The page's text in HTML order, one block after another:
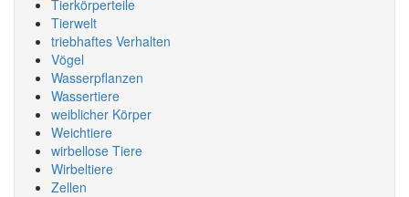
Tierkörperteile
Tierwelt
triebhaftes Verhalten
Vögel
Wasserpflanzen
Wassertiere
weiblicher Körper
Weichtiere
wirbellose Tiere
Wirbeltiere
Zellen